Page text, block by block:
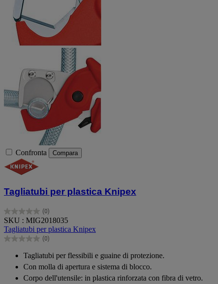
Confronta Compara
Tagliatubi per plastica Knipex
(0)
0.0
su
5
stelle.
SKU : MIG2018035
Tagliatubi per plastica Knipex
(0)
0.0
stelle.
Tagliatubi per flessibili e guaine di protezione.
Con molla di apertura e sistema di blocco.
Corpo dell'utensile: in plastica rinforzata con fibra di vetro.